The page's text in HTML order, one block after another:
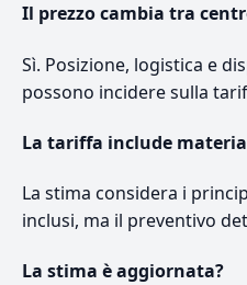
Il prezzo cambia tra
Sì. Posizione, logistica e
possono incidere sulla
La tariffa include
La stima considera i
inclusi, ma il preventivo
La stima è aggiornata?